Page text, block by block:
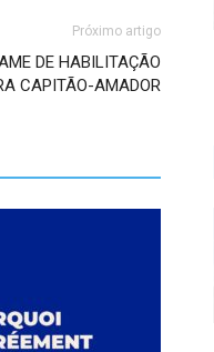
Próximo artigo
DE HABILITAÇÃO
CAPITÃO-AMADOR